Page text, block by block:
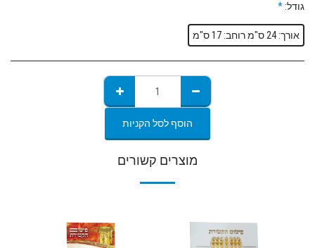
גודל: *
אורך: 24 ס"מ רוחב: 17 ס"מ
הוסף לסל הקניות
מוצרים קשורים